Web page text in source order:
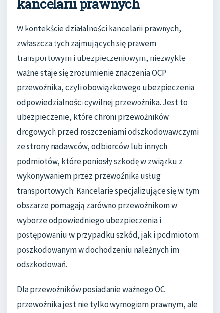
kancelarii prawnych
W kontekście działalności kancelarii prawnych,
zwłaszcza tych zajmujących się prawem
transportowym i ubezpieczeniowym, niezwykle
ważne staje się zrozumienie znaczenia OCP
przewoźnika, czyli obowiązkowego ubezpieczenia
odpowiedzialności cywilnej przewoźnika. Jest to
ubezpieczenie, które chroni przewoźników
drogowych przed roszczeniami odszkodowawczymi
ze strony nadawców, odbiorców lub innych
podmiotów, które poniosły szkodę w związku z
wykonywaniem przez przewoźnika usług
transportowych. Kancelarie specjalizujące się w tym
obszarze pomagają zarówno przewoźnikom w
wyborze odpowiedniego ubezpieczenia i
postępowaniu w przypadku szkód, jak i podmiotom
poszkodowanym w dochodzeniu należnych im
odszkodowań.
Dla przewoźników posiadanie ważnego OC
przewoźnika jest nie tylko wymogiem prawnym, ale